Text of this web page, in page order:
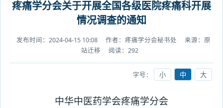
疼痛学分会关于开展全国各级医院疼痛科开展
情况调查的通知
发布时间： 2024-04-15 10:08 作者： 疼痛学分会秘书处 来源： 原
站迁移
阅读： 292
字号： 小 中 大
中华中医药学会疼痛学分会